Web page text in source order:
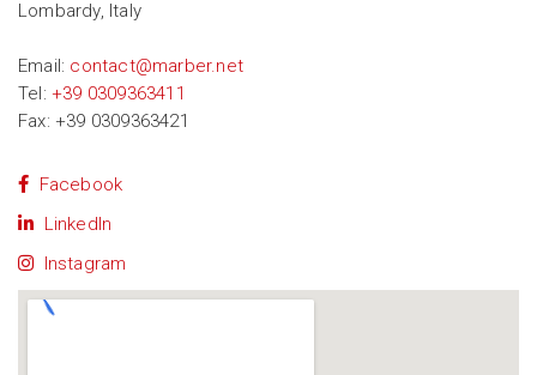
Lombardy, Italy
Email: contact@marber.net
Tel: +39 0309363411
Fax: +39 0309363421
Facebook
LinkedIn
Instagram